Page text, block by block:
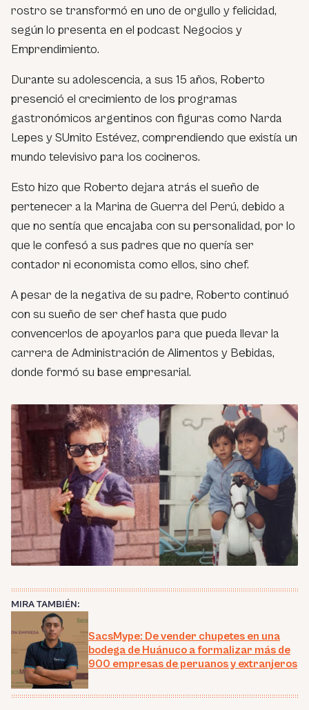
rostro se transformó en uno de orgullo y felicidad,
según lo presenta en el podcast Negocios y
Emprendimiento.
Durante su adolescencia, a sus 15 años, Roberto
presenció el crecimiento de los programas
gastronómicos argentinos con figuras como Narda
Lepes y SUmito Estévez, comprendiendo que existía un
mundo televisivo para los cocineros.
Esto hizo que Roberto dejara atrás el sueño de
pertenecer a la Marina de Guerra del Perú, debido a
que no sentía que encajaba con su personalidad, por lo
que le confesó a sus padres que no quería ser
contador ni economista como ellos, sino chef.
A pesar de la negativa de su padre, Roberto continuó
con su sueño de ser chef hasta que pudo
convencerlos de apoyarlos para que pueda llevar la
carrera de Administración de Alimentos y Bebidas,
donde formó su base empresarial.
MIRA TAMBIÉN:
SacsMype: De vender chupetes en una
bodega de Huánuco a formalizar más de
900 empresas de peruanos y extranjeros